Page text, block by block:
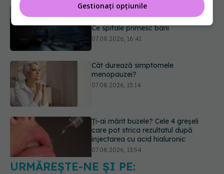
Cât durează simptomele
menopauzei?
07.08.2026, 15:14
Ți-ai mărit buzele? Cele 4 greșeli
care pot strica rezultatul după
injectarea cu acid hialuronic
Testul din deget care ar putea
indica riscul pentru 8 boli majore
07.08.2026, 18:34
URMĂREȘTE-NE ȘI PE:
Gestionați opțiunile